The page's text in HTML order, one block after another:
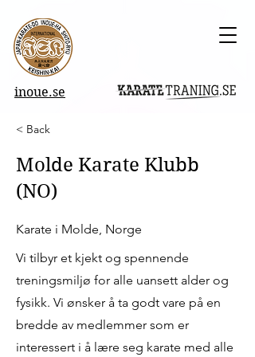
inoue.se
< Back
Molde Karate Klubb
(NO)
Karate i Molde, Norge
Vi tilbyr et kjekt og spennende
treningsmiljø for alle uansett alder og
fysikk. Vi ønsker å ta godt vare på en
bredde av medlemmer som er
interessert i å lære seg karate med alle